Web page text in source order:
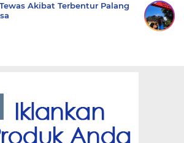
Akibat Terbentur Palang